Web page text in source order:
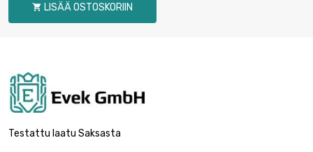
 LISÄÄ OSTOSKORIIN
Testattu laatu Saksasta